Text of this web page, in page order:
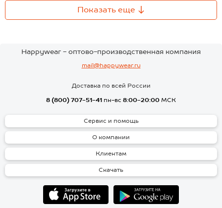
Показать еще
Happywear - оптово-производственная компания
mail@happywear.ru
Доставка по всей России
8 (800) 707-51-41 пн-вс 8:00-20:00 МСК
Сервис и помощь
О компании
Клиентам
Скачать